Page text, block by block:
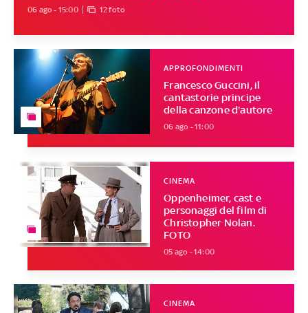
06 ago - 15:00 12 foto
Francesco Guccini, il
cantastorie principe
della canzone d'autore
APPROFONDIMENTI
06 ago - 11:00
Oppenheimer, cast e
personaggi del film di
Christopher Nolan.
FOTO
CINEMA
05 ago - 14:00
CINEMA